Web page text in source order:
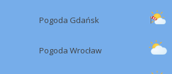
Pogoda Gdańsk
Pogoda Wrocław